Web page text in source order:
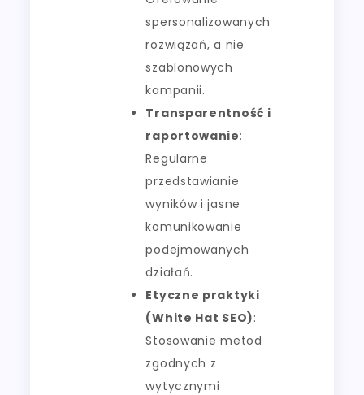
spersonalizowanych
rozwiązań, a nie
szablonowych
kampanii.
Transparentność i
raportowanie:
Regularne
przedstawianie
wyników i jasne
komunikowanie
podejmowanych
działań.
Etyczne praktyki
(White Hat SEO):
Stosowanie metod
zgodnych z
wytycznymi